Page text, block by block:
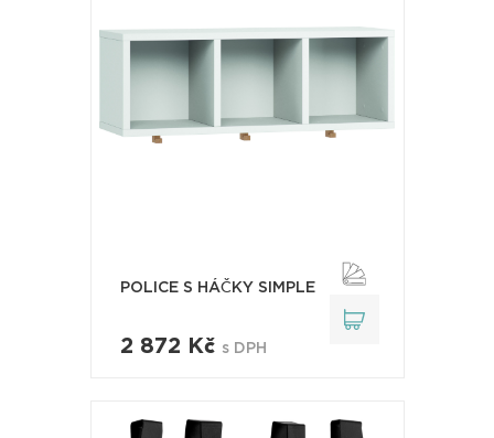
POLICE S HÁČKY SIMPLE
2 872 Kč s DPH